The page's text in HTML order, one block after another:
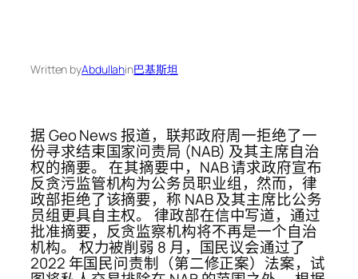
Written byAbdullahin巴基斯坦
据 Geo News 报道，联邦政府周一拒绝了一
份寻求结束国家问责局 (NAB) 及其主席自治
权的摘要。 在其摘要中，NAB 请求政府宣布
反贪污监管机构为公务员职业组，然而，律
政部拒绝了该摘要，称 NAB 及其主席比公务
员组更具自主权。 律政部在信中写道，通过
批准摘要，反贪监察机构将不再是一个自治
机构。 权力被削弱 8 月，国民议会通过了
2022 年国民问责制（第二修正案）法案，试